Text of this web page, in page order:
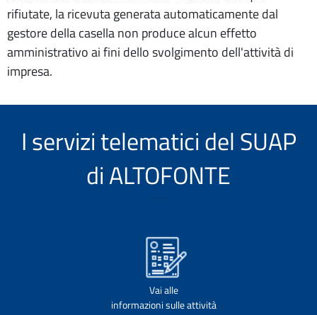
rifiutate, la ricevuta generata automaticamente dal
gestore della casella non produce alcun effetto
amministrativo ai fini dello svolgimento dell'attività di
impresa.
I servizi telematici del SUAP
di ALTOFONTE
Vai alle
informazioni sulle attività